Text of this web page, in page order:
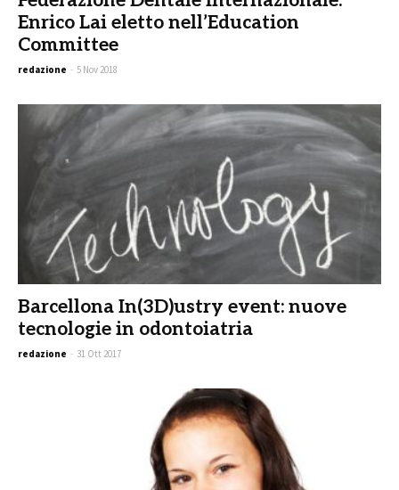
Enrico Lai eletto nell’Education
Committee
redazione - 5 Nov 2018
Barcellona In(3D)ustry event: nuove
tecnologie in odontoiatria
redazione - 31 Ott 2017